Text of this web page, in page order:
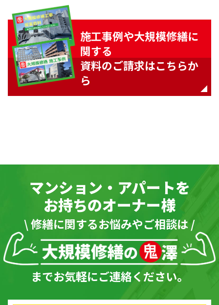
施工事例や大規模修繕に
関する
資料のご請求はこちらか
ら
マンション・アパートを
お持ちのオーナー様
\ 修繕に関するお悩みやご相談は /
までお気軽にご連絡ください。